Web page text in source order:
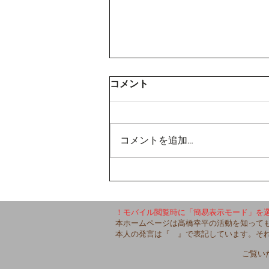
コメント
コメントを追加…
！モバイル閲覧時に「簡易表示モード」
本ホームページは髙橋幸平の活動を知って
本人の発言は『 』で表記しています。そ
ご覧